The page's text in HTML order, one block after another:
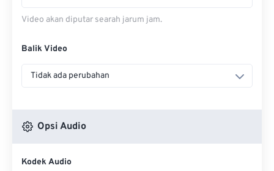
Video akan diputar searah jarum jam.
Balik Video
Tidak ada perubahan
Opsi Audio
Kodek Audio